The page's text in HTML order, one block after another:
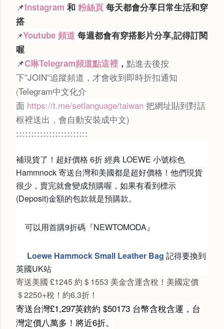
📌Instagram 和 粉絲頁 每天都會分享日常生活和穿
搭
📌Youtube 頻道 每週都會有穿搭影片分享,記得訂閱
喔
📌C琳Telegram頻道點這裡 ， 點進去後按
下”JOIN”追蹤頻道，才會收到即時折扣通知
(Telegram中文化介
面 https://t.me/setlanguage/taiwan 把網址貼到對話
框裡送出，會自動安裝成中文)
::::::::::::::::::::::::
補現貨了！超好價格 6折 經典 LOEWE 小號棕色
Hammnock 寄送台灣和美國都是超好價格！ 他們現貨
很少，賣完就會變成預購喔，如果有看到標示
(Deposit)金額的包款就是預購款。
可以用首購9折碼『NEWTOMODA』
Loewe Hammock Small Leather Bag 記得要換到
英國UK站
寄送美國 £1245 約＄1553 美金含運含稅！美國定價
＄2250+稅！約6.3折！
寄送台灣£1,297英鎊約 $50173 台幣含稅含運，台
灣定價八萬多！將近6折。